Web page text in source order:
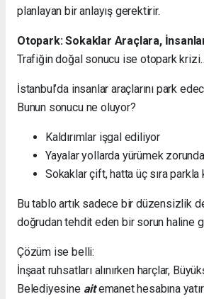
planlayan bir anlayış gerektirir.
Otopark: Sokaklar Araçlara,
Trafiğin doğal sonucu ise otopark
İstanbul’da insanlar araçlarını park
Bunun sonucu ne oluyor?
Kaldırımlar işgal ediliyor
Yayalar yollarda yürümek
Sokaklar çift, hatta üç sıra
Bu tablo artık sadece bir düzensizlik
doğrudan tehdit eden bir sorun haline
Çözüm ise belli:
İnşaat ruhsatları alınırken harçlar,
Belediyesine aitemanet hesabına